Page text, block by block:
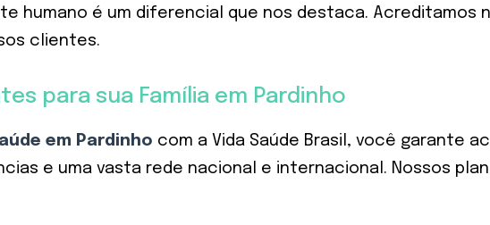
humano é um diferencial que nos destaca. Acreditamos
clientes.
para sua Família em Pardinho
em Pardinho com a Vida Saúde Brasil, você garante
e uma vasta rede nacional e internacional. Nossos